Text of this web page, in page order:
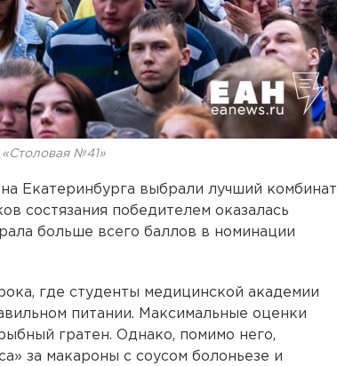
«Столовая №41»
Екатеринбурга выбрали лучший комбинат
состязания победителем оказалась
больше всего баллов в номинации
где студенты медицинской академии
питании. Максимальные оценки
гратен. Однако, помимо него,
за макароны с соусом болоньезе и